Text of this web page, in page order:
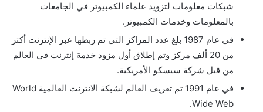
شبكات معلومات لتزويد علماء الكمبيوتر في الجامعات
بالمعلومات وخدمات الكمبيوتر.
في عام 1987 بلغ عدد المراكز التي تم ربطها عبر الإنترنت أكثر
من 20 ألف مركز وتم إطلاق أول مزود خدمة إنترنت في العالم
من قبل شركة سيسكو الأمريكية.
في عام 1991 تم تعريف العالم لشبكة الانترنت العالمية World
Wide Web.